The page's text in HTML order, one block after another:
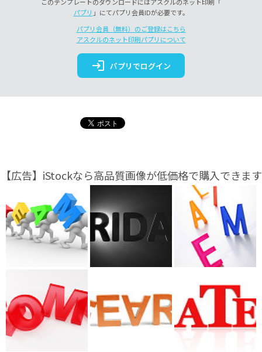
パプリ 」にてパプリ会員IDが必要です。
パプリ会員（無料）のご登録はこちら
アスクルのネット印刷パプリについて
login パプリでログイン
【広告】iStockなら高品質画像が低価格で購入できます